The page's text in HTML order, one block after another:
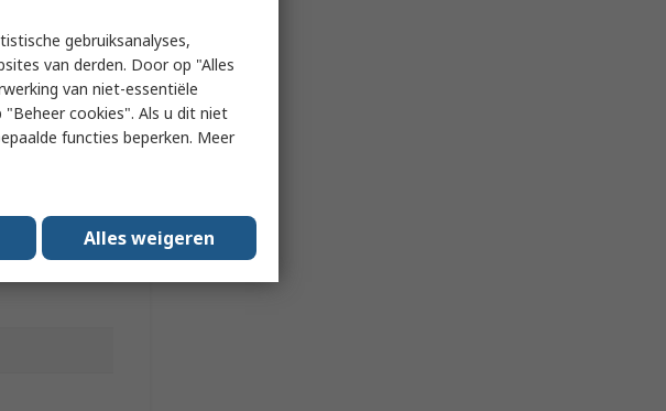
at Both
gebruiksanalyses,
van derden. Door op "Alles
van niet-essentiële
cookies". Als u dit niet
functies beperken. Meer
Alles weigeren